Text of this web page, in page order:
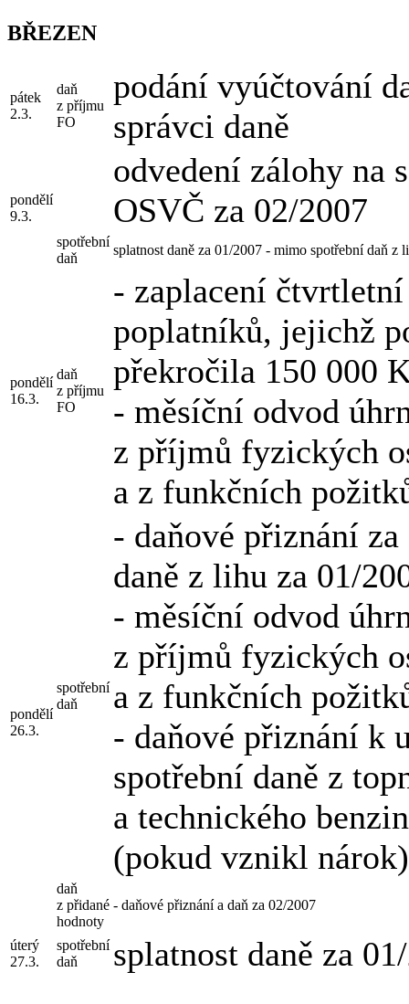
BŘEZEN
pátek
2.3.
daň
z příjmu
FO
podání vyúčtování
správci daně
pondělí
9.3.
odvedení zálohy na
OSVČ za 02/2007
spotřební
daň
splatnost daně za 01/2007 - mimo spotřební daň z
pondělí
16.3.
daň
z příjmu
FO
- zaplacení
poplatníků, jejichž
překročila 150 000
- měsíční odvod
z příjmů fyzických
a z funkčních
pondělí
26.3.
spotřební
daň
- daňové přiznání
daně z lihu za 01/
- měsíční odvod
z příjmů fyzických
a z funkčních
- daňové přiznání k
spotřební daně z
a technického
(pokud vznikl nárok)
daň
z přidané
hodnoty
- daňové přiznání a daň za 02/2007
úterý
27.3.
spotřební
daň
splatnost daně za